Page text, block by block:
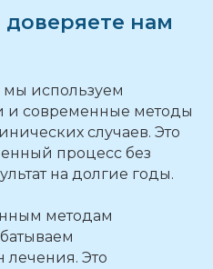
нам
используем
и современные методы
случаев. Это
процесс без
на долгие годы.​
методам
Это